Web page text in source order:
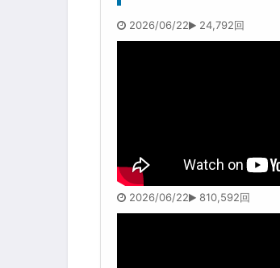
2026/06/22 24,792回
2026/06/22 810,592回